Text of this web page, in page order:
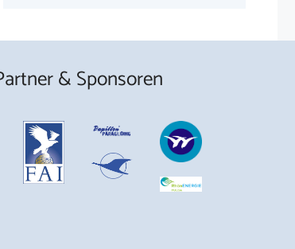
& Sponsoren